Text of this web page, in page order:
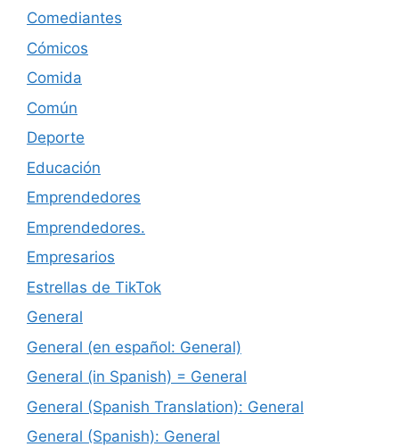
Comediantes
Cómicos
Comida
Común
Deporte
Educación
Emprendedores
Emprendedores.
Empresarios
Estrellas de TikTok
General
General (en español: General)
General (in Spanish) = General
General (Spanish Translation): General
General (Spanish): General